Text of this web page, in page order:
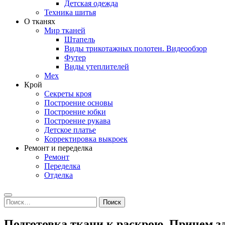
Детская одежда
Техника шитья
О тканях
Мир тканей
Штапель
Виды трикотажных полотен. Видеообзор
Футер
Виды утеплителей
Мех
Крой
Секреты кроя
Построение основы
Построение юбки
Построение рукава
Детское платье
Корректировка выкроек
Ремонт и переделка
Ремонт
Переделка
Отделка
Search
Найти: